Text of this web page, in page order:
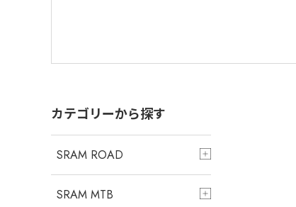
カテゴリーから探す
SRAM ROAD
SRAM MTB